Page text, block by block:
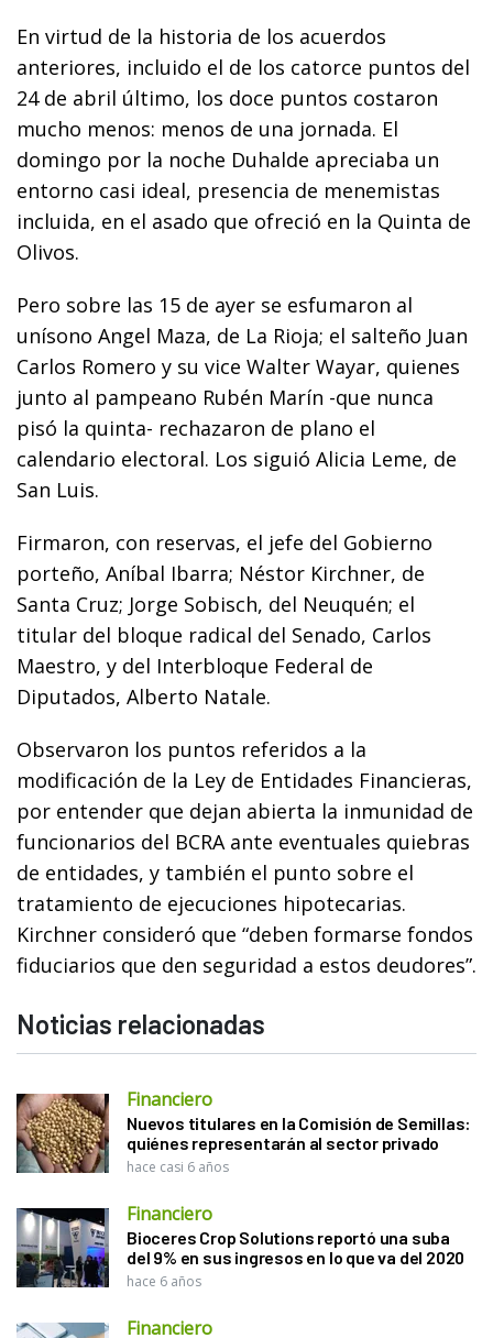
En virtud de la historia de los acuerdos
anteriores, incluido el de los catorce puntos del
24 de abril último, los doce puntos costaron
mucho menos: menos de una jornada. El
domingo por la noche Duhalde apreciaba un
entorno casi ideal, presencia de menemistas
incluida, en el asado que ofreció en la Quinta de
Olivos.
Pero sobre las 15 de ayer se esfumaron al
unísono Angel Maza, de La Rioja; el salteño Juan
Carlos Romero y su vice Walter Wayar, quienes
junto al pampeano Rubén Marín -que nunca
pisó la quinta- rechazaron de plano el
calendario electoral. Los siguió Alicia Leme, de
San Luis.
Firmaron, con reservas, el jefe del Gobierno
porteño, Aníbal Ibarra; Néstor Kirchner, de
Santa Cruz; Jorge Sobisch, del Neuquén; el
titular del bloque radical del Senado, Carlos
Maestro, y del Interbloque Federal de
Diputados, Alberto Natale.
Observaron los puntos referidos a la
modificación de la Ley de Entidades Financieras,
por entender que dejan abierta la inmunidad de
funcionarios del BCRA ante eventuales quiebras
de entidades, y también el punto sobre el
tratamiento de ejecuciones hipotecarias.
Kirchner consideró que “deben formarse fondos
fiduciarios que den seguridad a estos deudores”.
Noticias relacionadas
Financiero
Nuevos titulares en la Comisión de Semillas:
quiénes representarán al sector privado
hace casi 6 años
Financiero
Bioceres Crop Solutions reportó una suba
del 9% en sus ingresos en lo que va del 2020
hace 6 años
Financiero